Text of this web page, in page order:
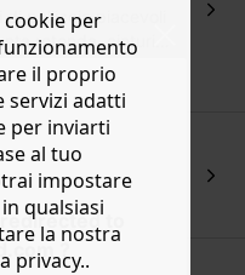
to
?
pelliccia piacevoli
rotonda, cinturino
dal 36 al 41.
per
il proprio
servizi adatti
per inviarti
al tuo
impostare
qualsiasi
la nostra
privacy..